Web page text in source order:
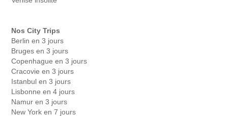
Nos City Trips
Berlin en 3 jours
Bruges en 3 jours
Copenhague en 3 jours
Cracovie en 3 jours
Istanbul en 3 jours
Lisbonne en 4 jours
Namur en 3 jours
New York en 7 jours